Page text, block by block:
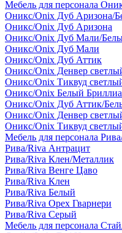
Мебель для персонала
Оникс/Onix Дуб Аризона/
Оникс/Onix Дуб Аризона
Оникс/Onix Дуб Мали/
Оникс/Onix Дуб Мали
Оникс/Onix Дуб Аттик
Оникс/Onix Денвер
Оникс/Onix Тиквуд
Оникс/Onix Белый
Оникс/Onix Дуб Аттик/
Оникс/Onix Денвер
Оникс/Onix Тиквуд
Мебель для персонала
Рива/Riva Антрацит
Рива/Riva Клен/Металлик
Рива/Riva Венге Цаво
Рива/Riva Клен
Рива/Riva Белый
Рива/Riva Орех Гварнери
Рива/Riva Серый
Мебель для персонала